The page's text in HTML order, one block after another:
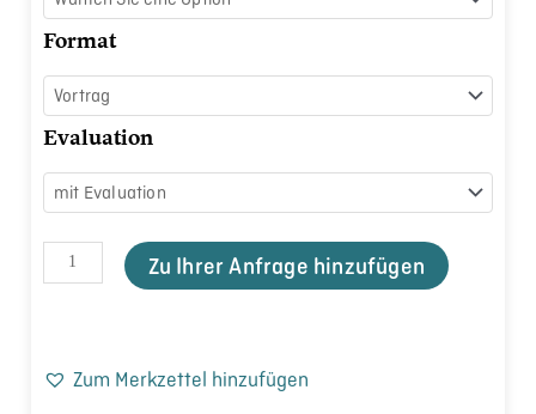
Format
Evaluation
Zu Ihrer Anfrage hinzufügen
Zum Merkzettel hinzufügen